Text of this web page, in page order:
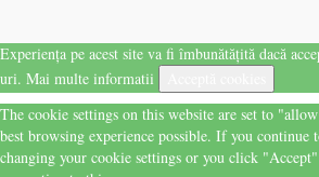
Experiența pe acest site va fi îmbunătățită dacă
uri. Mai multe informatii
The cookie settings on this website are set to
best browsing experience possible. If you continue
changing your cookie settings or you click